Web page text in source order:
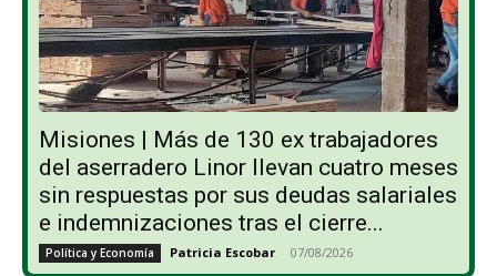
Misiones | Más de 130 ex trabajadores
del aserradero Linor llevan cuatro meses
sin respuestas por sus deudas salariales
e indemnizaciones tras el cierre...
Política y Economía Patricia Escobar - 07/08/2026